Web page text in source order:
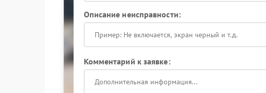
Описание неисправности:
Комментарий к заявке: